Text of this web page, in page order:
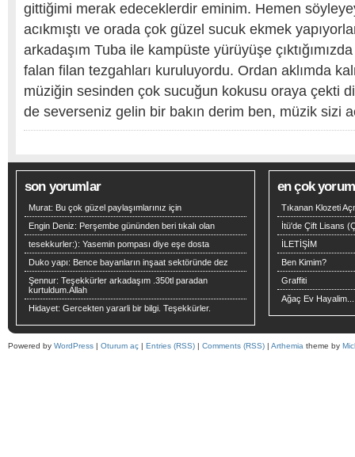
gittiğimi merak edeceklerdir eminim. Hemen
acıkmıştı ve orada çok güzel sucuk ekmek
arkadaşım Tuba ile kampüste yürüyüşe
falan filan tezgahları kuruluyordu. Ordan aklımda
müziğin sesinden çok sucuğun kokusu oraya çekti
de severseniz gelin bir bakın derim ben, müzik sizi
son yorumlar
Murat: Bu çok güzel paylaşımlarınız için
Engin Deniz: Perşembe gününden beri tıkalı olan
tesekkurler:): Yasemin pompası diye eşe dosta
Duko yapı: Bence bayanların inşaat sektöründe dez
Şennur: Teşekkürler arkadaşım .350tl paradan
kurtuldum.Allah
Hidayet: Gercekten yararli bir bilgi. Teşekkürler.
en çok
Tıkanan Klozeti
İtü'de Çift Lisans
İLETİŞİM
Ben Kimim?
Graffiti
Ağaç Ev Hayalim...
Powered by WordPress | Oturum aç | Entries (RSS) | Comments (RSS) | Arthemia theme by